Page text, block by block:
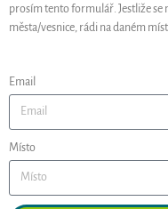
Uložit do prohlížeče
budoucí komentáře.
prosím tento formulář. Jestliže se
města/vesnice, rádi na daném
Email
Místo